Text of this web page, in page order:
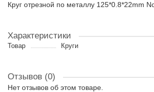
Круг отрезной по металлу 125*0.8*22mm
Характеристики
Товар Круги
Отзывов (0)
Нет отзывов об этом товаре.